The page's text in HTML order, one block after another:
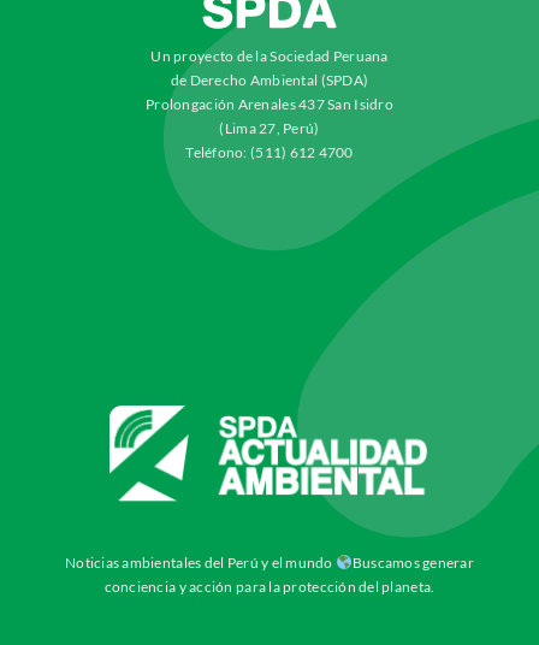
Un proyecto de la Sociedad Peruana
de Derecho Ambiental (SPDA)
Prolongación Arenales 437 San Isidro
(Lima 27, Perú)
Teléfono: (511) 612 4700
Noticias ambientales del Perú y el mundo
Buscamos generar
conciencia y acción para la protección del planeta.